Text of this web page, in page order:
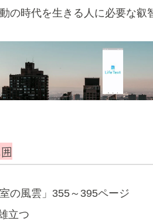
の時代を生きる人に必要な叡
の風雲」355～395ページ
立つ